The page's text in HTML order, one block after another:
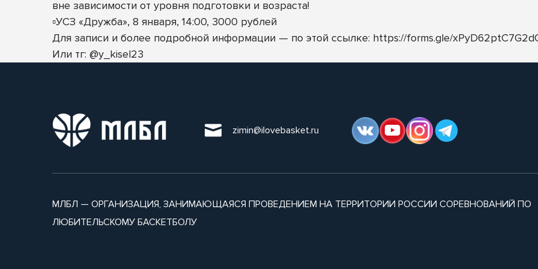
вне зависимости от уровня подготовки и возраста!
▫️УСЗ «Дружба», 8 января, 14:00, 3000 рублей
Для записи и более подробной информации — по этой ссылке: https://forms.gle/
Или тг: @y_kisel23
zimin@ilovebasket.ru
МЛБЛ — ОРГАНИЗАЦИЯ, ЗАНИМАЮЩАЯСЯ ПРОВЕДЕНИЕМ НА ТЕРРИТОРИИ РОССИИ СОРЕВНОВАНИЙ ПО
ЛЮБИТЕЛЬСКОМУ БАСКЕТБОЛУ